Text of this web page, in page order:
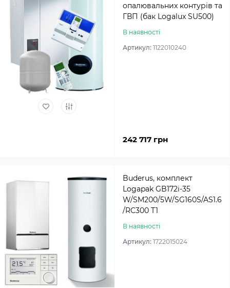
опалювальних контурів та
ГВП (бак Logalux SU500)
В наявності
Артикул: 1122010240
242 717 грн
Buderus, комплект
Logapak GB172i-35
W/SM200/5W/SG160S/AS1.6
/RC300 T1
В наявності
Артикул: 1722015024